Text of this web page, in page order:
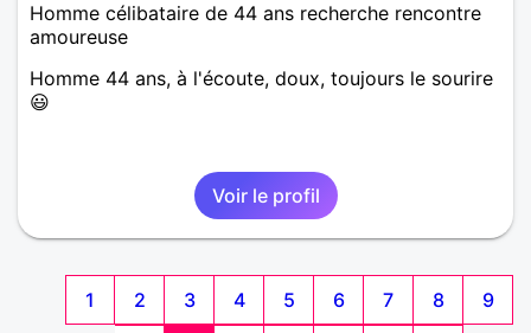
Homme célibataire de 44 ans recherche rencontre
amoureuse
Homme 44 ans, à l'écoute, doux, toujours le sourire
😃
Voir le profil
1 2 3 4 5 6 7 8 9